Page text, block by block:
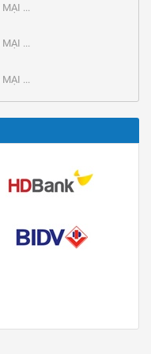
...
...
...